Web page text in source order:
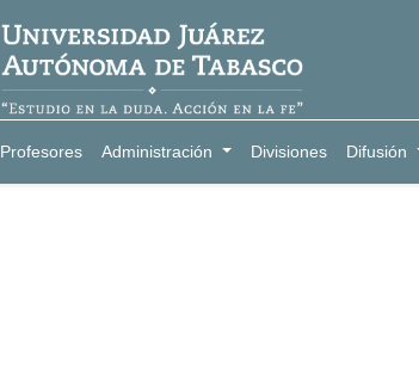
Profesores Administración Divisiones Difusión